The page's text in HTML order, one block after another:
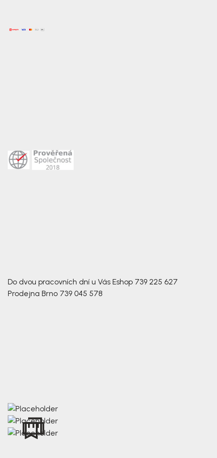
Do dvou pracovních dní u Vás Eshop 739 225 627
Prodejna Brno 739 045 578